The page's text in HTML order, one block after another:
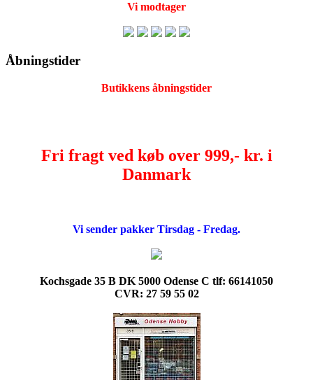
Vi modtager
Åbningstider
Butikkens åbningstider
Fri fragt ved køb over 999,- kr. i
Danmark
Vi sender pakker Tirsdag - Fredag.
Kochsgade 35 B DK 5000 Odense C tlf: 66141050
CVR: 27 59 55 02